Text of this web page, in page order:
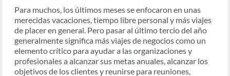
Para muchos, los últimos meses se enfocaron en unas
merecidas vacaciones, tiempo libre personal y más viajes
de placer en general. Pero pasar al último tercio del año
generalmente significa más viajes de negocios como un
elemento crítico para ayudar a las organizaciones y
profesionales a alcanzar sus metas anuales, alcanzar los
objetivos de los clientes y reunirse para reuniones,